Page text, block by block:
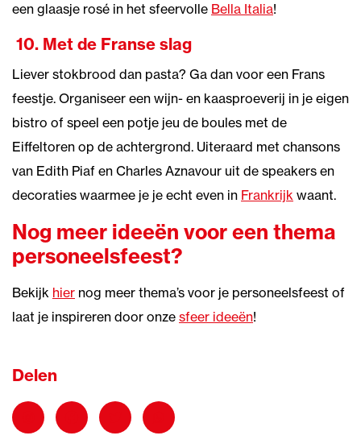
een glaasje rosé in het sfeervolle Bella Italia!
10. Met de Franse slag
Liever stokbrood dan pasta? Ga dan voor een Frans
feestje. Organiseer een wijn- en kaasproeverij in je eigen
bistro of speel een potje jeu de boules met de
Eiffeltoren op de achtergrond. Uiteraard met chansons
van Edith Piaf en Charles Aznavour uit de speakers en
decoraties waarmee je je echt even in Frankrijk waant.
Nog meer ideeën voor een thema
personeelsfeest?
Bekijk hier nog meer thema’s voor je personeelsfeest of
laat je inspireren door onze sfeer ideeën!
Delen